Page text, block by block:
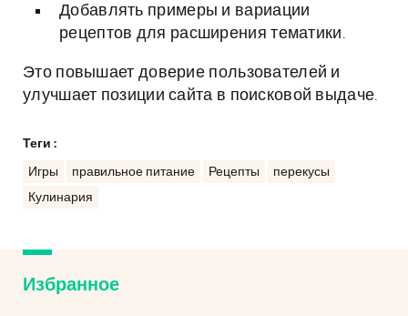
Добавлять примеры и вариации
рецептов для расширения тематики.
Это повышает доверие пользователей и
улучшает позиции сайта в поисковой выдаче.
Теги :
Игры правильное питание Рецепты
перекусы
Кулинария
Избранное